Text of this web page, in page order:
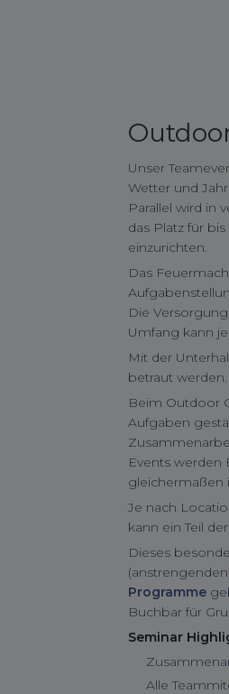
Unser
Wetter und
Parallel wird in
das Platz für
einzurichten.
Das
Die
Umfang kann
Mit der
betraut werden.
Beim Outdoor
Aufgaben
Events werden
gleichermaßen
Je nach
kann ein Teil
Dieses
Programme
Buchbar für
Seminar
Alle